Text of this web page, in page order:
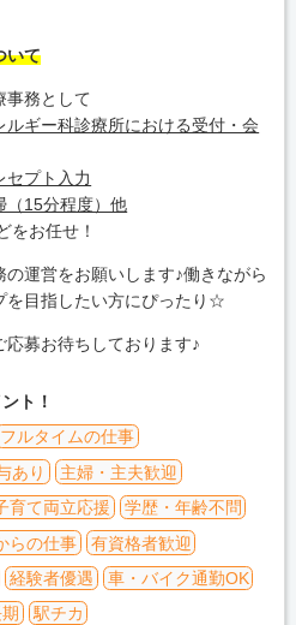
いて
事務として
ルギー科診療所における受付・会
セプト入力
（15分程度）他
をお任せ！
の運営をお願いします♪働きながら
を目指したい方にぴったり☆
応募お待ちしております♪
ト！
フルタイムの仕事
あり
主婦・主夫歓迎
育て両立応援
学歴・年齢不問
らの仕事
有資格者歓迎
経験者優遇
車・バイク通勤OK
駅チカ